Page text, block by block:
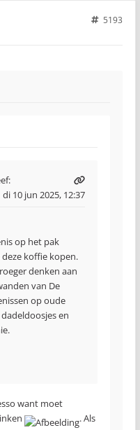
5193
di 10 jun 2025, 12:37
op het pak
deze koffie kopen.
denken aan
van De
op oude
en
want moet
. Als